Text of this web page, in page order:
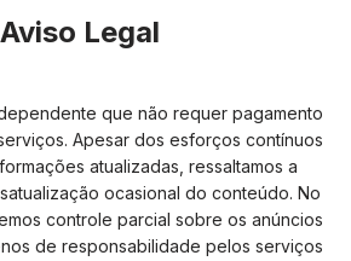
Aviso Legal
que não requer pagamento
Apesar dos esforços contínuos
atualizadas, ressaltamos a
ocasional do conteúdo. No
controle parcial sobre os anúncios
de responsabilidade pelos serviços